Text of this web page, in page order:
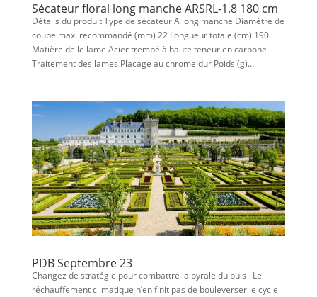
Sécateur floral long manche ARSRL-1.8 180 cm
Détails du produit Type de sécateur A long manche Diamètre de
coupe max. recommandé (mm) 22 Longueur totale (cm) 190
Matière de le lame Acier trempé à haute teneur en carbone
Traitement des lames Placage au chrome dur Poids (g)...
PDB Septembre 23
Changez de stratégie pour combattre la pyrale du buis Le
réchauffement climatique n’en finit pas de bouleverser le cycle